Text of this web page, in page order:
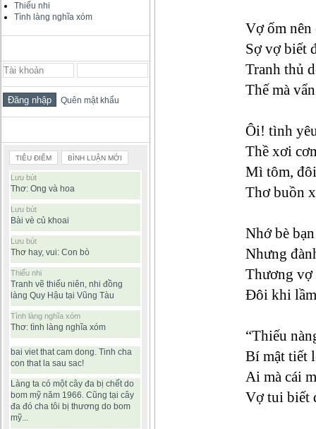
Thiếu nhi
Tình làng nghĩa xóm
Quên mật khẩu
TIÊU ĐIỂM BÌNH LUẬN MỚI
Lưu bút
Thơ: Ong và hoa
Lưu bút
Bài vè củ khoai
Lưu bút
Thơ hay, vui: Con bò
Thiếu nhi
Tranh vẽ thiếu niên, nhi đồng
làng Quy Hậu tại Vũng Tàu
Tình làng nghĩa xóm
Thơ: tình làng nghĩa xóm
bai viet that cam dong. Tinh cha
con that la sau sac!
Làng ta có một cây đa bị chết do
bom mỹ năm 1966. Cũng tại cây
đa đó cha tôi bị thương do bom
mỹ...
Vợ ốm nên
Sợ vợ biết
Tranh thủ
Thế mà
Ôi! tình
Thề xơi
Mì tôm,
Thơ buồn
Nhớ bè
Nhưng
Thương vợ
Đôi khi
“Thiếu
Bí mật tiết
Ai mà cái
Vợ tui